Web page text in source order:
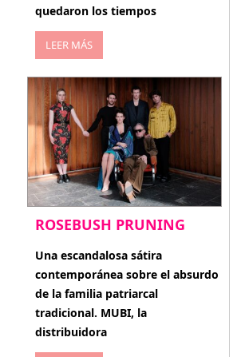
quedaron los tiempos
LEER MÁS
ROSEBUSH PRUNING
enero 20, 2026
Una escandalosa sátira
contemporánea sobre el absurdo
de la familia patriarcal
tradicional. MUBI, la
distribuidora